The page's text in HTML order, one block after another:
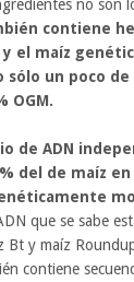
no son
contiene
el maíz
sólo un poco de
OGM.
de ADN
del de maíz
que se sabe
Bt y maíz
contiene